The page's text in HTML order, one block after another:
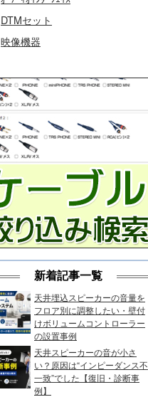
DTMセット
映像機器
新着記事一覧
天井埋込スピーカーの音量を
フロア別に調整したい・壁付
けボリュームコントローラー
の設置事例
天井スピーカーの音が小さ
い？原因は“インピーダンス不
一致”でした【復旧・診断事
例】